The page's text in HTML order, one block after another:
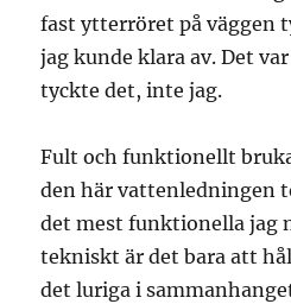
fast ytterröret på väggen
jag kunde klara av. Det
tyckte det, inte jag.
Fult och funktionellt
den här vattenledningen
det mest funktionella jag
tekniskt är det bara att
det luriga i